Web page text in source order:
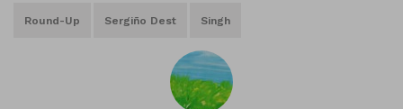
Round-Up Sergiño Dest Singh